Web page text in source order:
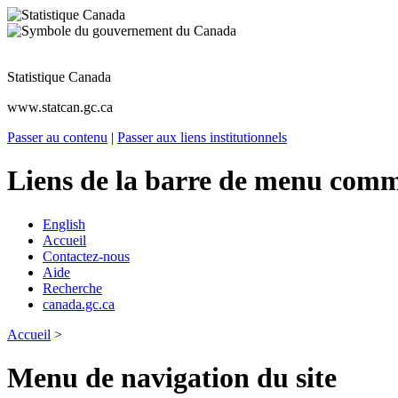
Statistique Canada
www.statcan.gc.ca
Passer au contenu | Passer aux liens institutionnels
Liens de la barre de menu
English
Accueil
Contactez-nous
Aide
Recherche
canada.gc.ca
Accueil >
Menu de navigation du site